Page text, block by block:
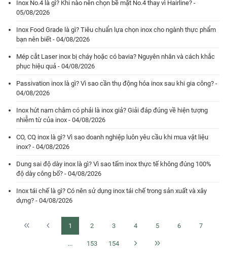
Inox No.4 là gì? Khi nào nên chọn bề mặt No.4 thay vì Hairline? -
05/08/2026
Inox Food Grade là gì? Tiêu chuẩn lựa chọn inox cho ngành thực phẩm
bạn nên biết - 04/08/2026
Mép cắt Laser inox bị cháy hoặc có bavia? Nguyên nhân và cách khắc
phục hiệu quả - 04/08/2026
Passivation inox là gì? Vì sao cần thụ động hóa inox sau khi gia công? -
04/08/2026
Inox hút nam châm có phải là inox giả? Giải đáp đúng về hiện tượng
nhiễm từ của inox - 04/08/2026
CO, CQ inox là gì? Vì sao doanh nghiệp luôn yêu cầu khi mua vật liệu
inox? - 04/08/2026
Dung sai độ dày inox là gì? Vì sao tấm inox thực tế không đúng 100%
độ dày công bố? - 04/08/2026
Inox tái chế là gì? Có nên sử dụng inox tái chế trong sản xuất và xây
dựng? - 04/08/2026
1 2 3 4 5 6 7
... 153 154